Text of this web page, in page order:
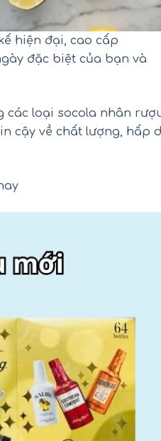
hiện đại, cao cấp
đặc biệt của bạn và
các loại socola nhân
cậy về chất lượng, hấp